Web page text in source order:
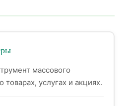
массового
услугах и акциях.